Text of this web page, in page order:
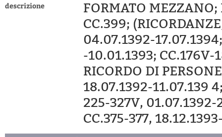
descrizione
FORMATO MEZZANO;
CC.399;
04.07.1392-
-10.01.1393;
RICORDO DI
18.07.1392-11.07.139
225-327V, 01.07.1392-
CC.375-377,